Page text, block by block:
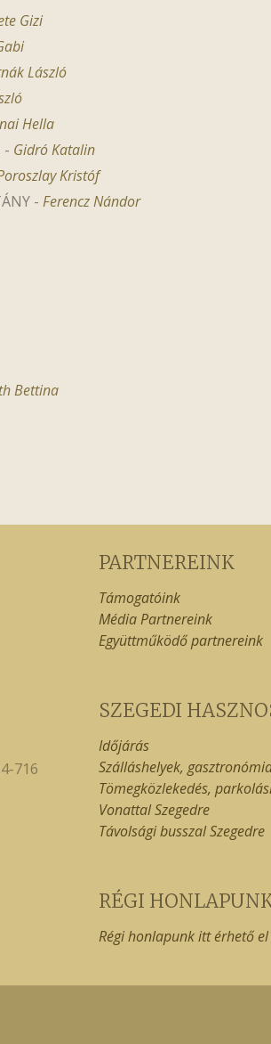
Gizi
László
Hella
- Gidró Katalin
Kristóf
- Ferencz Nándor
Bettina
716
PARTNEREINK
Támogatóink
Média Partnereink
Együttműködő partnereink
SZEGEDI
Időjárás
Szálláshelyek,
Tömegközlekedés,
Vonattal Szegedre
Távolsági busszal Szegedre
RÉGI
Régi honlapunk itt érhető el